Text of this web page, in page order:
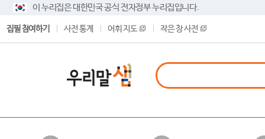
이 누리집은 대한민국 공식 전자정부 누리집입니다.
집필 참여하기 사전 통계 어휘 지도 작은 창 사전